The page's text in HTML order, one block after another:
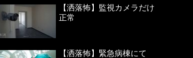
【洒落怖】監視カメラだけ
正常
【洒落怖】緊急病棟にて